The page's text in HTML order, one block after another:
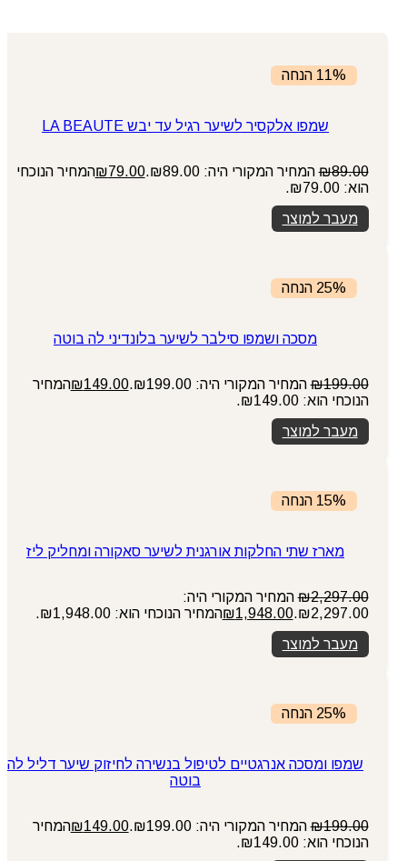
11% הנחה
שמפו אלקסיר לשיער רגיל עד יבש LA BEAUTE
₪89.00 המחיר המקורי היה: ₪89.00. ₪79.00
המחיר הנוכחי
הוא: ₪79.00.
מעבר למוצר
25% הנחה
מסכה ושמפו סילבר לשיער בלונדיני לה בוטה
₪199.00 המחיר המקורי היה: ₪199.00. ₪149.00
המחיר
הנוכחי הוא: ₪149.00.
מעבר למוצר
15% הנחה
מארז שתי החלקות אורגנית לשיער סאקורה ומחליק ליז
₪2,297.00
המחיר המקורי היה:
₪2,297.00.
₪1,948.00
המחיר הנוכחי הוא: ₪1,948.00.
מעבר למוצר
25% הנחה
שמפו ומסכה אנרגטיים לטיפול בנשירה לחיזוק שיער דליל לה
בוטה
₪199.00 המחיר המקורי היה: ₪199.00. ₪149.00
המחיר
הנוכחי הוא: ₪149.00.